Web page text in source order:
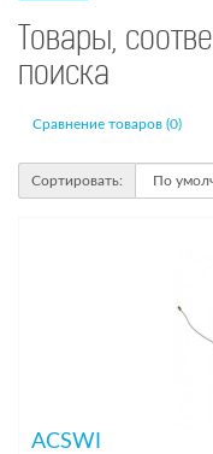
Товары,
поиска
Сравнение товаров (0)
Сортировать:
ACSWI